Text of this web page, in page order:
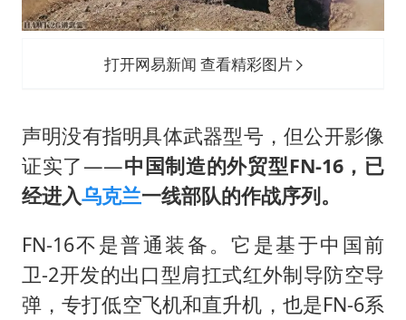
打开网易新闻 查看精彩图片
声明没有指明具体武器型号，但公开影像
证实了——中国制造的外贸型FN-16，已
经进入乌克兰一线部队的作战序列。
FN-16不是普通装备。它是基于中国前
卫-2开发的出口型肩扛式红外制导防空导
弹，专打低空飞机和直升机，也是FN-6系